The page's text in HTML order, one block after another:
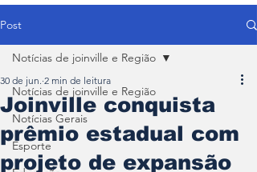
Post
Notícias de joinville e Região
Notícias Gerais
Esporte
Notícias de joinville e Região
Joinville conquista
prêmio estadual com
projeto de expansão
30 de jun. 2 min de leitura